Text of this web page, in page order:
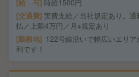
給 与 時給1500円
交通費 実費支給／当社規定あり。通
払／上限4万円／月※規定あり
勤務地
122号線沿いで幅広いエリア
利です！